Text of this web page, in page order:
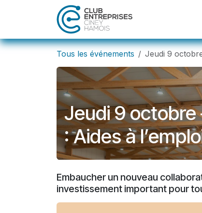
Se rendre au contenu
Tous les événements Jeudi 9
Jeudi 9
: Aides à
Embaucher un nouveau
investissement important pour